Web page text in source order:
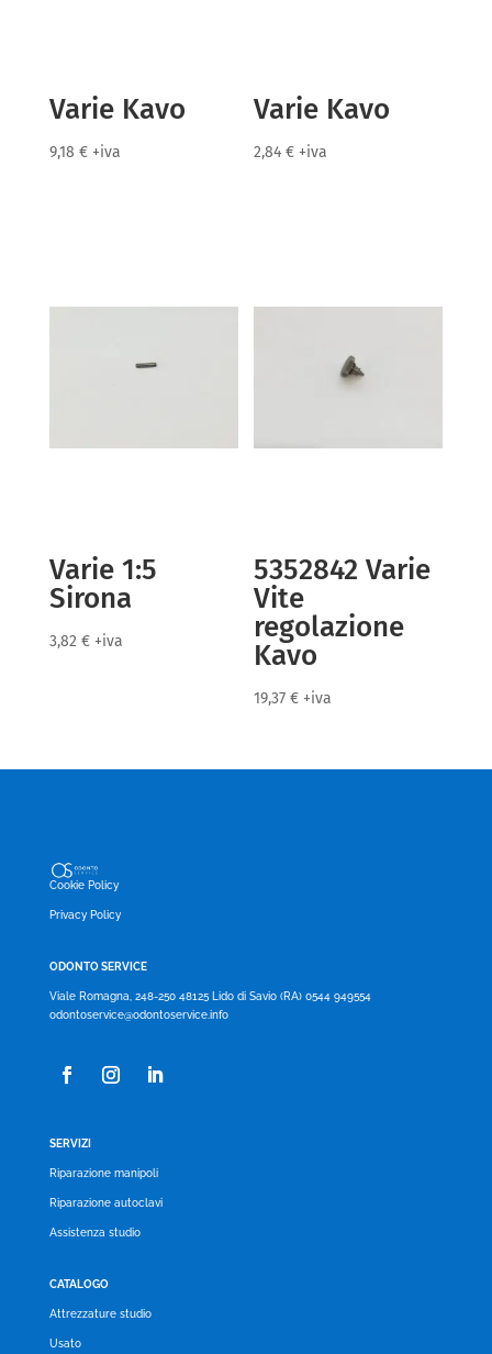
Varie Kavo
9,18 € +iva
Varie Kavo
2,84€ +iva
Varie 1:5
Sirona
3,82 € +iva
5352842 Varie
Vite
regolazione
Kavo
19,37€ +iva
Cookie Policy
Privacy Policy
ODONTO SERVICE
Viale Romagna, 248-250 48125 Lido di Savio (RA) 0544 949554
odontoservice@odontoservice.info
SERVIZI
Riparazione manipoli
Riparazione autoclavi
Assistenza studio
CATALOGO
Attrezzature studio
Usato